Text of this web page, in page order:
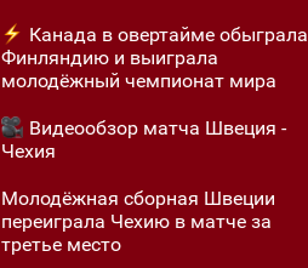
Канада в овертайме обыграла
Финляндию и выиграла
молодёжный чемпионат мира
Видеообзор матча Швеция -
Чехия
Молодёжная сборная Швеции
переигралa Чехию в матче за
третье место